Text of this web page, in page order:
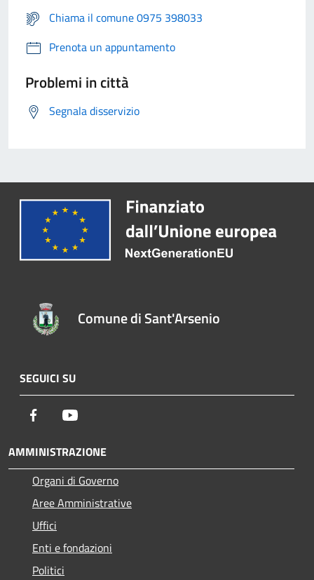
Chiama il comune 0975 398033
Prenota un appuntamento
Problemi in città
Segnala disservizio
Comune di Sant'Arsenio
SEGUICI SU
Facebook
AMMINISTRAZIONE
Organi di Governo
Aree Amministrative
Uffici
Enti e fondazioni
Politici